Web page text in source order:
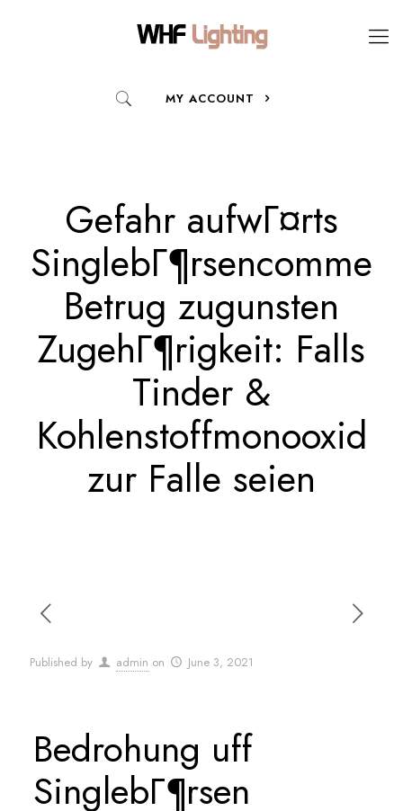
MY ACCOUNT
Gefahr aufwГ¤rts
SinglebГ¶rsencomme
Betrug zugunsten
ZugehГ¶rigkeit: Falls
Tinder &
Kohlenstoffmonooxid
zur Falle seien
Published by admin on June 3, 2021
Bedrohung uff
SinglebГ¶rsen